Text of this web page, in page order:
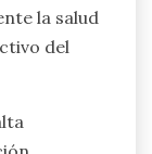
la salud
del